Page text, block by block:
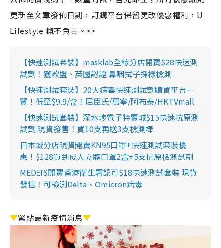
更新至文章發佈日期，訂購平台保留更改優惠權利，U
Lifestyle 概不負責。>>
【快速測試套裝】masklab全線分店開賣$28快速測
試劑！獲歐盟、英國認證 鼻咽拭子採樣檢測
【快速測試套裝】20大病毒快速測試劑購買平台一
覽！低至$9.9/盒！屈臣氏/萬寧/阿布泰/HKTVmall
【快速測試套裝】深水埗電子特賣城$15快速抗原測
試劑 現貨發售！買10支再送3支檢測棒
日本城分店現貨開賣KN95口罩+快速測試套裝優
惠！$128買到成人立體口罩2盒+5支抗原檢測試劑
MEDEIS開賣香港衛生署認可$18快速測試套裝 現貨
發售！可檢測Delta、Omicron病毒
▼緊貼最新疫情消息▼